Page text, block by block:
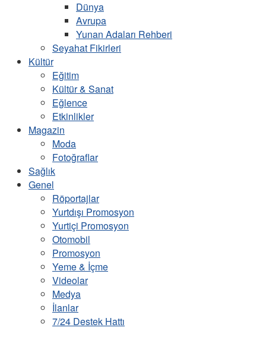
Dünya
Avrupa
Yunan Adaları Rehberi
Seyahat Fikirleri
Kültür
Eğitim
Kültür & Sanat
Eğlence
Etkinlikler
Magazin
Moda
Fotoğraflar
Sağlık
Genel
Röportajlar
Yurtdışı Promosyon
Yurtiçi Promosyon
Otomobil
Promosyon
Yeme & İçme
Videolar
Medya
İlanlar
7/24 Destek Hattı